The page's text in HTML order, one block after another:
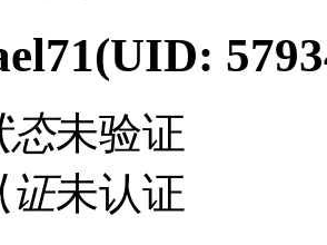
(UID:
态未验证
证未认证